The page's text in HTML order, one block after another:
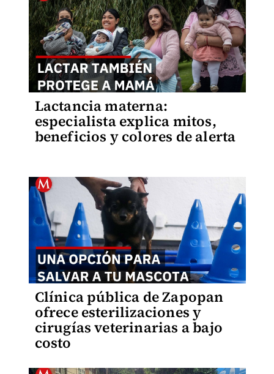
Lactancia materna:
especialista explica mitos,
beneficios y colores de alerta
Clínica pública de Zapopan
ofrece esterilizaciones y
cirugías veterinarias a bajo
costo